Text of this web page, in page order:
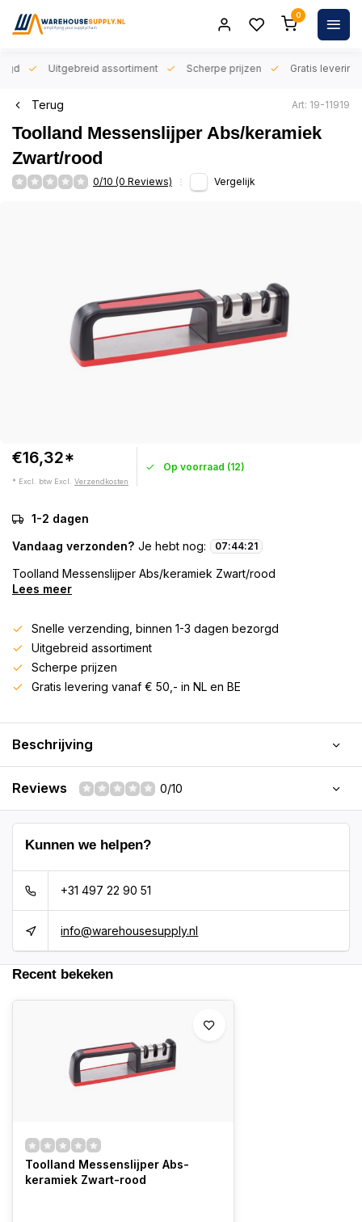
0
Uitgebreid assortiment Scherpe prijzen Gratis levering
Terug Art: 19-11919
Toolland Messenslijper Abs/keramiek
Zwart/rood
0/10 (0 Reviews) Vergelijk
€16,32*
* Excl. btw Excl. Verzendkosten
Op voorraad (12)
1-2 dagen
Vandaag verzonden? Je hebt nog: 07:44:20
Toolland Messenslijper Abs/keramiek Zwart/rood
Lees meer
Snelle verzending, binnen 1-3 dagen bezorgd
Uitgebreid assortiment
Scherpe prijzen
Gratis levering vanaf € 50,- in NL en BE
Beschrijving
Reviews 0/10
Kunnen we helpen?
+31 497 22 90 51
info@warehousesupply.nl
Recent bekeken
Toolland Messenslijper Abs-
keramiek Zwart-rood